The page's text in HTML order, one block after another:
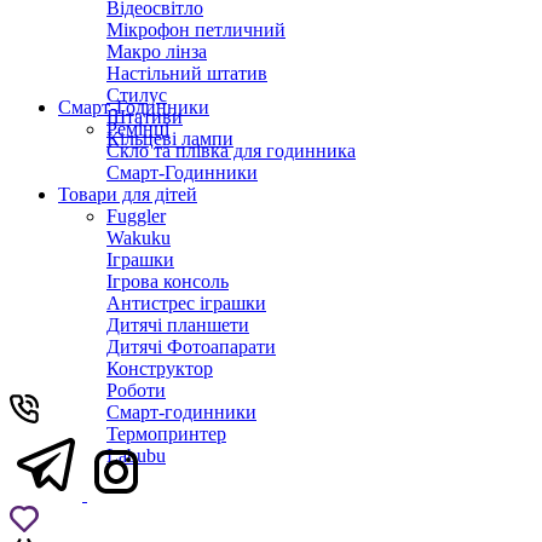
Відеосвітло
Мікрофон петличний
Макро лінза
Настільний штатив
Стилус
Штативи
Кільцеві лампи
Смарт-Годинники
Ремінці
Скло та плівка для годинника
Смарт-Годинники
Товари для дітей
Fuggler
Wakuku
Іграшки
Ігрова консоль
Антистрес іграшки
Дитячi планшети
Дитячі Фотоапарати
Конструктор
Роботи
Смарт-годинники
Термопринтер
Labubu